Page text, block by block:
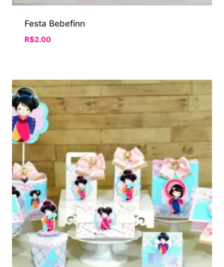
Festa Bebefinn
R$2.00